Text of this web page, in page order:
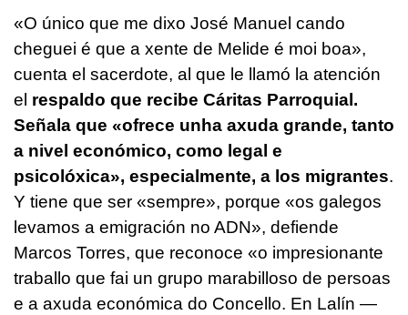
«O único que me dixo José Manuel cando
cheguei é que a xente de Melide é moi boa»,
cuenta el sacerdote, al que le llamó la atención
el respaldo que recibe Cáritas Parroquial.
Señala que «ofrece unha axuda grande, tanto
a nivel económico, como legal e
psicolóxica», especialmente, a los migrantes.
Y tiene que ser «sempre», porque «os galegos
levamos a emigración no ADN», defiende
Marcos Torres, que reconoce «o impresionante
traballo que fai un grupo marabilloso de persoas
e a axuda económica do Concello. En Lalín —